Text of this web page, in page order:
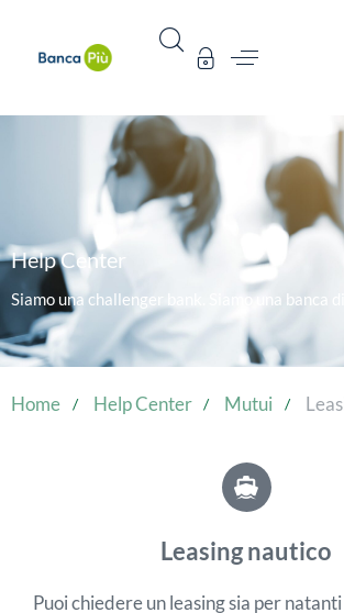
Help Center
Siamo una challenger bank. Siamo una banca
Home Help Center Mutui
Leasing nautico
Puoi chiedere un leasing sia per